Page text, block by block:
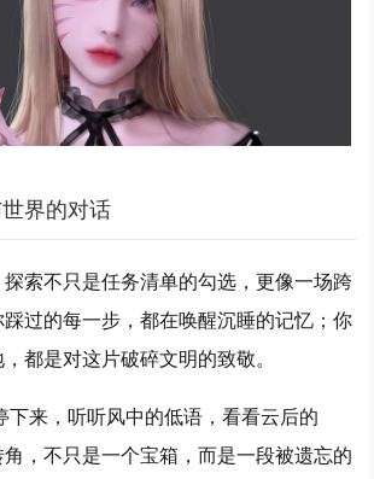
界的对话
索不只是任务清单的勾选，更像一场跨
过的每一步，都在唤醒沉睡的记忆；你
都是对这片破碎文明的致敬。
下来，听听风中的低语，看看云后的
，不只是一个宝箱，而是一段被遗忘的